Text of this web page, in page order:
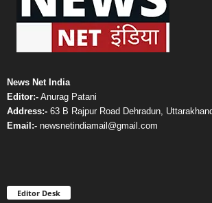
News Net India
Editor:- Anurag Patani
Address:- 63 B Rajpur Road Dehradun,
Email:- newsnetindiamail@gmail.com
Editor Desk